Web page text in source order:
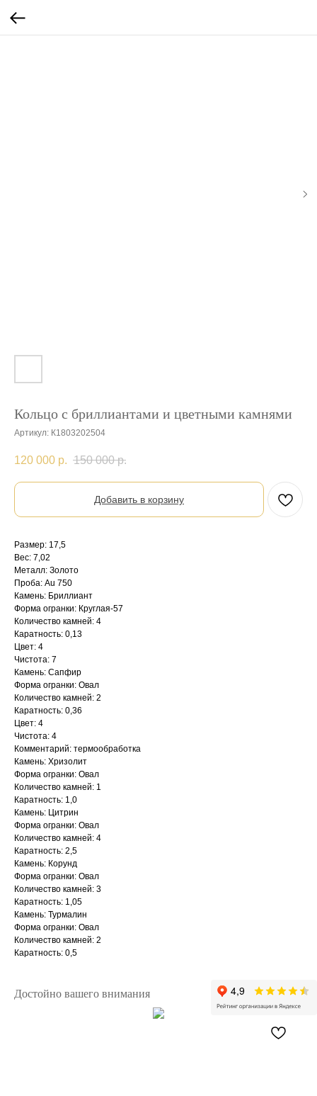
Кольцо с бриллиантами и цветными камнями
Артикул: К1803202504
120 000 р. 150 000 р.
Добавить в корзину
Размер: 17,5
Вес: 7,02
Металл: Золото
Проба: Au 750
Камень: Бриллиант
Форма огранки: Круглая-57
Количество камней: 4
Каратность: 0,13
Цвет: 4
Чистота: 7
Камень: Сапфир
Форма огранки: Овал
Количество камней: 2
Каратность: 0,36
Цвет: 4
Чистота: 4
Комментарий: термообработка
Камень: Хризолит
Форма огранки: Овал
Количество камней: 1
Каратность: 1,0
Камень: Цитрин
Форма огранки: Овал
Количество камней: 4
Каратность: 2,5
Камень: Корунд
Форма огранки: Овал
Количество камней: 3
Каратность: 1,05
Камень: Турмалин
Форма огранки: Овал
Количество камней: 2
Каратность: 0,5
Достойно вашего внимания